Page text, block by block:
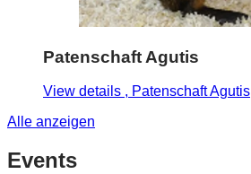
Patenschaft Agutis
View details , Patenschaft Agutis
Alle anzeigen
Events